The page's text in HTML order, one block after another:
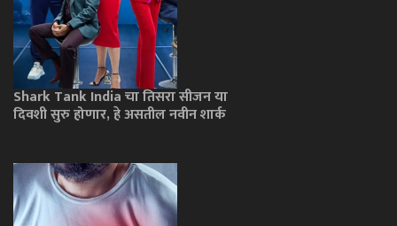
Shark Tank India चा तिसरा सीजन या
दिवशी सुरु होणार, हे असतील नवीन शार्क